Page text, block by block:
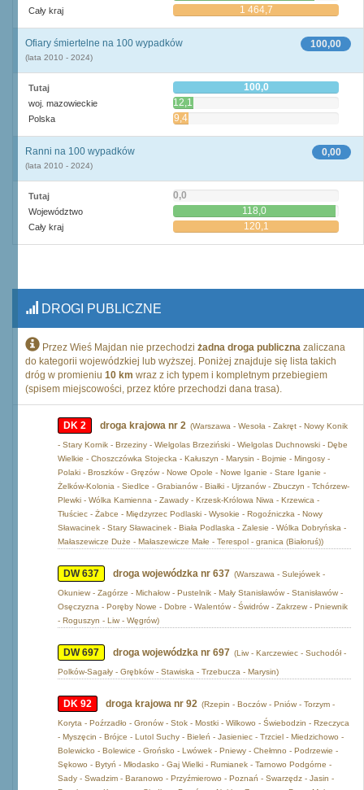
Cały kraj 1 464,7
100,00
Ofiary śmiertelne na 100 wypadków
(lata 2010 - 2024)
Tutaj 100,0
woj. mazowieckie 12,1
Polska 9,4
0,00
Ranni na 100 wypadków
(lata 2010 - 2024)
Tutaj 0,0
Województwo 118,0
Cały kraj 120,1
DROGI PUBLICZNE
Przez Wieś Majdan nie przechodzi żadna droga publiczna zaliczana
do kategorii wojewódzkiej lub wyższej. Poniżej znajduje się lista takich
dróg w promieniu 10 km wraz z ich typem i kompletnym przebiegiem
(spisem miejscowości, przez które przechodzi dana trasa).
DK 2 droga krajowa nr 2 (Warszawa - Wesoła - Zakręt - Nowy Konik
- Stary Kornik - Brzeziny - Wielgolas Brzeziński - Wielgolas Duchnowski - Dębe
Wielkie - Choszczówka Stojecka - Kałuszyn - Marysin - Bojmie - Mingosy -
Polaki - Broszków - Gręzów - Nowe Opole - Nowe Iganie - Stare Iganie -
Żelków-Kolonia - Siedlce - Grabianów - Białki - Ujrzanów - Zbuczyn - Tchórzew-
Plewki - Wólka Kamienna - Zawady - Krzesk-Królowa Niwa - Krzewica -
Tłuściec - Żabce - Międzyrzec Podlaski - Wysokie - Rogoźniczka - Nowy
Sławacinek - Stary Sławacinek - Biała Podlaska - Zalesie - Wólka Dobryńska -
Małaszewicze Duże - Małaszewicze Małe - Terespol - granica (Białoruś))
DW 637 droga wojewódzka nr 637 (Warszawa - Sulejówek -
Okuniew - Zagórze - Michałow - Pustelnik - Mały Stanisławów - Stanisławów -
Osęczyzna - Poręby Nowe - Dobre - Walentów - Świdrów - Zakrzew - Pniewnik
- Roguszyn - Liw - Węgrów)
DW 697 droga wojewódzka nr 697 (Liw - Karczewiec - Suchodół -
Polków-Sagały - Grębków - Stawiska - Trzebucza - Marysin)
DK 92 droga krajowa nr 92 (Rzepin - Boczów - Pniów - Torzym -
Koryta - Poźrzadło - Gronów - Stok - Mostki - Wilkowo - Świebodzin - Rzeczyca
- Myszęcin - Brójce - Lutol Suchy - Bieleń - Jasieniec - Trzciel - Miedzichowo -
Bolewicko - Bolewice - Grońsko - Lwówek - Pniewy - Chełmno - Podrzewie -
Sękowo - Bytyń - Młodasko - Gaj Wielki - Rumianek - Tarnowo Podgórne -
Sady - Swadzim - Baranowo - Przyźmierowo - Poznań - Swarzędz - Jasin -